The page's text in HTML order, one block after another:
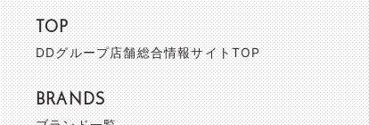
TOP
DDグループ店舗総合情報サイトTOP
BRANDS